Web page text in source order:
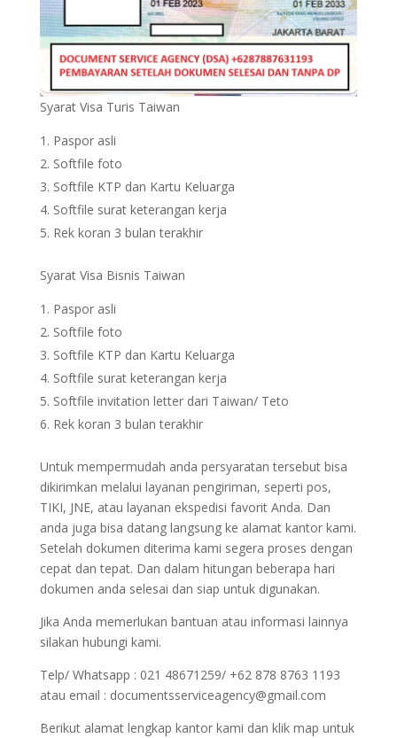
Syarat Visa Turis Taiwan
Paspor asli
Softfile foto
Softfile KTP dan Kartu Keluarga
Softfile surat keterangan kerja
Rek koran 3 bulan terakhir
Syarat Visa Bisnis Taiwan
Paspor asli
Softfile foto
Softfile KTP dan Kartu Keluarga
Softfile surat keterangan kerja
Softfile invitation letter dari Taiwan/ Teto
Rek koran 3 bulan terakhir
Untuk mempermudah anda persyaratan tersebut bisa
dikirimkan melalui layanan pengiriman, seperti pos,
TIKI, JNE, atau layanan ekspedisi favorit Anda. Dan
anda juga bisa datang langsung ke alamat kantor kami.
Setelah dokumen diterima kami segera proses dengan
cepat dan tepat. Dan dalam hitungan beberapa hari
dokumen anda selesai dan siap untuk digunakan.
Jika Anda memerlukan bantuan atau informasi lainnya
silakan hubungi kami.
Telp/ Whatsapp : 021 48671259/ +62 878 8763 1193
atau email : documentsserviceagency@gmail.com
Berikut alamat lengkap kantor kami dan klik map untuk